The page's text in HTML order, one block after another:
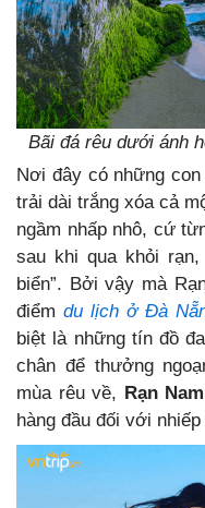
Bãi đá rêu dưới ánh
Nơi đây có những
trải dài trắng xóa cả
ngầm nhấp nhô, cứ
sau khi qua khỏi
biển”. Bởi vậy mà
điểm du lịch ở Đà
biệt là những tín đồ
chân để thưởng
mùa rêu về, Rạn
hàng đầu đối với